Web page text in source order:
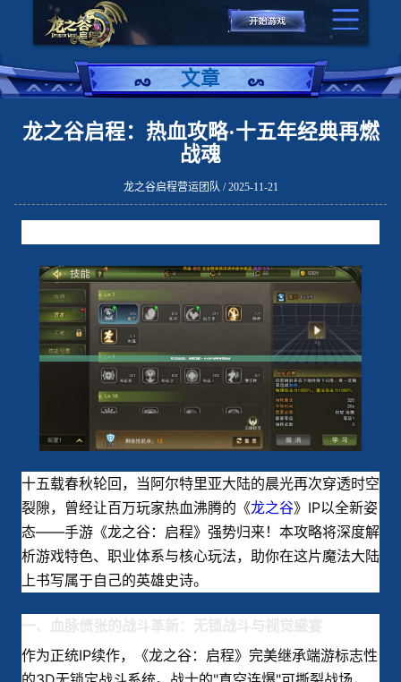
文章
龙之谷启程：热血攻略·十五年经典再燃
战魂
龙之谷启程营运团队 / 2025-11-21
十五载春秋轮回，当阿尔特里亚大陆的晨光再次穿透时空
裂隙，曾经让百万玩家热血沸腾的《龙之谷》IP以全新姿
态——手游《龙之谷：启程》强势归来！本攻略将深度解
析游戏特色、职业体系与核心玩法，助你在这片魔法大陆
上书写属于自己的英雄史诗。
作为正统IP续作，《龙之谷：启程》完美继承端游标志性